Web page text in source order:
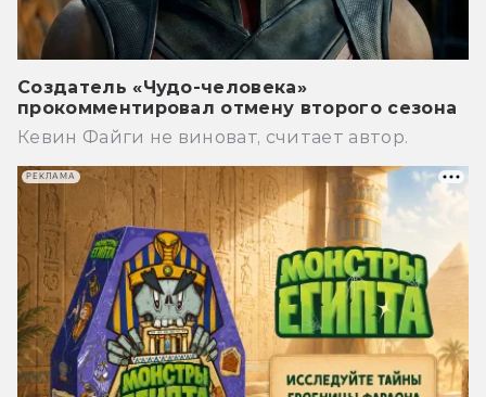
Создатель «Чудо-человека»
прокомментировал отмену второго сезона
Кевин Файги не виноват, считает автор.
РЕКЛАМА